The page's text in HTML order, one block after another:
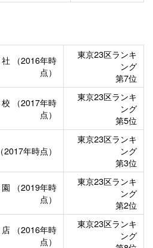
社
（2016年時
点）
東京23区ランキ
ング
第7位
校
（2017年時
点）
東京23区ランキ
ング
第5位
（2017年時点）
東京23区ランキ
ング
第3位
園
（2019年時
点）
東京23区ランキ
ング
第2位
店
（2016年時
点）
東京23区ランキ
ング